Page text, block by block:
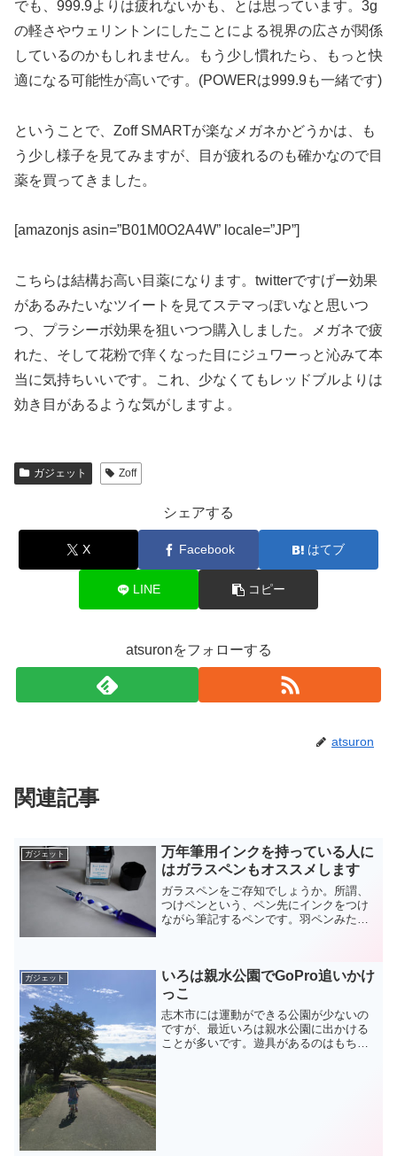
でも、999.9よりは疲れないかも、とは思っています。3g
の軽さやウェリントンにしたことによる視界の広さが関係
しているのかもしれません。もう少し慣れたら、もっと快
適になる可能性が高いです。(POWERは999.9も一緒です)
ということで、Zoff SMARTが楽なメガネかどうかは、も
う少し様子を見てみますが、目が疲れるのも確かなので目
薬を買ってきました。
[amazonjs asin=”B01M0O2A4W” locale=”JP”]
こちらは結構お高い目薬になります。twitterですげー効果
があるみたいなツイートを見てステマっぽいなと思いつ
つ、プラシーボ効果を狙いつつ購入しました。メガネで疲
れた、そして花粉で痒くなった目にジュワーっと沁みて本
当に気持ちいいです。これ、少なくてもレッドブルよりは
効き目があるような気がしますよ。
ガジェット Zoff
シェアする
X Facebook はてブ
LINE コピー
atsuronをフォローする
atsuron
関連記事
ガジェット
万年筆用インクを持っている人に
はガラスペンもオススメします
ガラスペンをご存知でしょうか。所謂、
つけペンという、ペン先にインクをつけ
ながら筆記するペンです。羽ペンみたい
が硬いので、全然別物です...
ガジェット
いろは親水公園でGoPro追いかけ
っこ
志木市には運動ができる公園が少ないの
ですが、最近いろは親水公園に出かける
ことが多いです。遊具があるのはもちろ